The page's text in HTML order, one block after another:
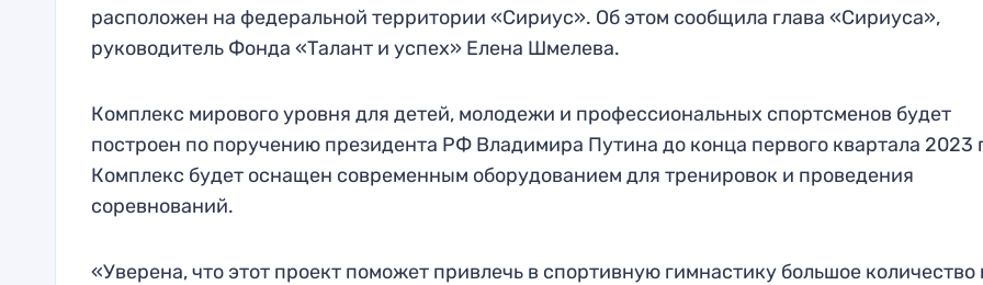
расположен на федеральной территории «Сириус». Об этом сообщила глава «Сириуса»,
руководитель Фонда «Талант и успех» Елена Шмелева.
Комплекс мирового уровня для детей, молодежи и профессиональных спортсменов будет
построен по поручению президента РФ Владимира Путина до конца первого квартала 2023
Комплекс будет оснащен современным оборудованием для тренировок и проведения
соревнований.
«Уверена, что этот проект поможет привлечь в спортивную гимнастику большое количество